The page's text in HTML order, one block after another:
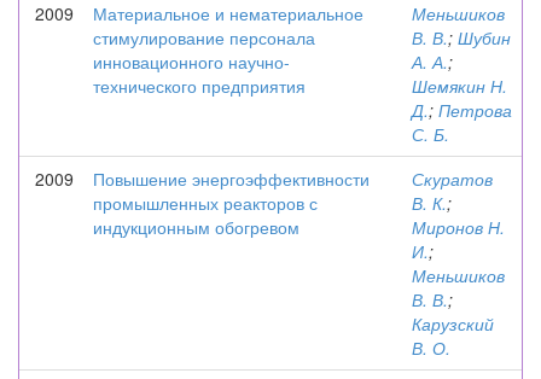
2009
Материальное и нематериальное
стимулирование персонала
инновационного научно-
технического предприятия
Меньшиков
В. В.; Шубин
А. А.;
Шемякин Н.
Д.; Петрова
С. Б.
2009
Повышение энергоэффективности
промышленных реакторов с
индукционным обогревом
Скуратов
В. К.;
Миронов Н.
И.;
Меньшиков
В. В.;
Карузский
В. О.